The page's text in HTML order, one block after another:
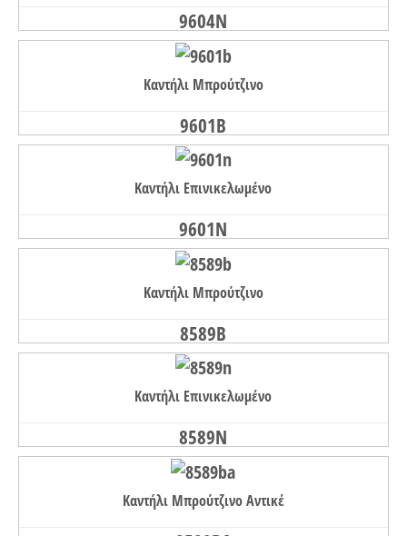
9604N
Καντήλι Μπρούτζινο
9601B
Καντήλι Επινικελωμένο
9601N
Καντήλι Μπρούτζινο
8589B
Καντήλι Επινικελωμένο
8589N
Καντήλι Μπρούτζινο Αντικέ